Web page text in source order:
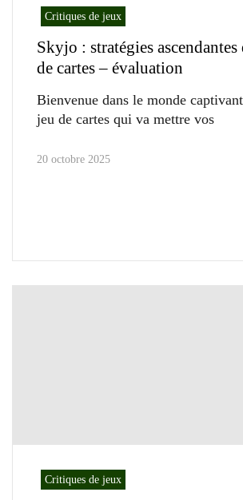
Critiques de jeux
Skyjo : stratégies ascendantes
de cartes – évaluation
Bienvenue dans le monde
jeu de cartes qui va mettre vos
20 octobre 2025
Critiques de jeux